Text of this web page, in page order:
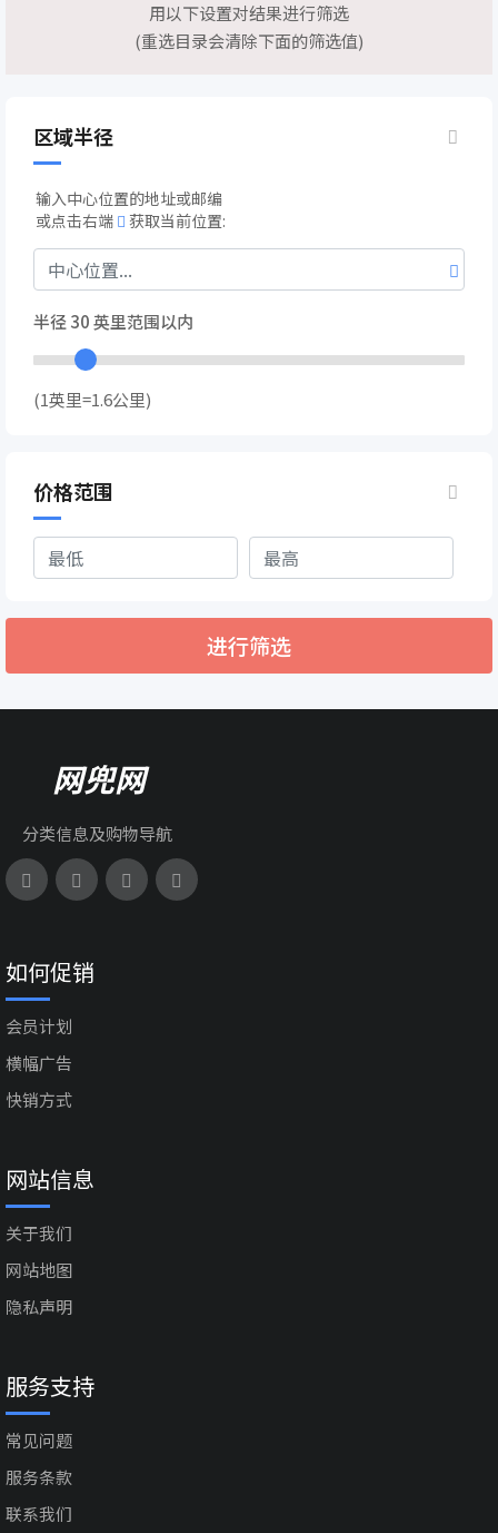
用以下设置对结果进行筛选
(重选目录会清除下面的筛选值)
区域半径
输入中心位置的地址或邮编
或点击右端
获取当前位置:
半径30英里范围以内
(1英里=1.6公里)
价格范围
进行筛选
网兜网
分类信息及购物导航
如何促销
会员计划
横幅广告
快销方式
网站信息
关于我们
网站地图
隐私声明
服务支持
常见问题
服务条款
联系我们